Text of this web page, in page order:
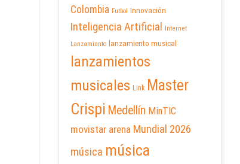
Colombia Futbol Innovación
Inteligencia Artificial
Internet
Lanzamiento
lanzamiento musical
lanzamientos
musicales Link Master
Crispi Medellín MinTIC
movistar arena Mundial 2026
música música